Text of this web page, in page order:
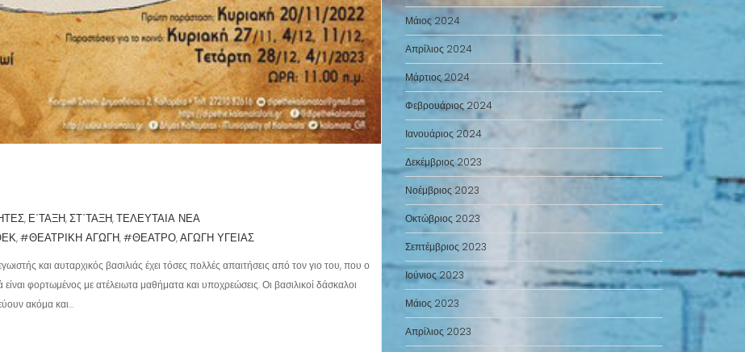
, Ε΄ΤΑΞΗ,ΣΤ΄ΤΑΞΗ,ΤΕΛΕΥΤΑΙΑ ΝΕΑ
,#ΘΕΑΤΡΙΚΗ ΑΓΩΓΗ,#ΘΕΑΤΡΟ,ΑΓΩΓΗ ΥΓΕΙΑΣ
και αυταρχικός βασιλιάς έχει τόσες πολλές απαιτήσεις από τον γιο του, που ο
φορτωμένος με ατέλειωτα μαθήματα και υποχρεώσεις. Οι βασιλικοί δάσκαλοι
ακόμα και…
Μάιος 2024
Απρίλιος 2024
Μάρτιος 2024
Φεβρουάριος 2024
Ιανουάριος 2024
Δεκέμβριος 2023
Νοέμβριος 2023
Οκτώβριος 2023
Σεπτέμβριος 2023
Ιούνιος 2023
Μάιος 2023
Απρίλιος 2023